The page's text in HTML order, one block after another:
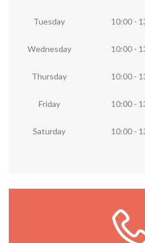
Tuesday 10:00 -
Wednesday 10:00 -
Thursday 10:00 -
Friday 10:00 -
Saturday 10:00 -
Llámanos directamente a